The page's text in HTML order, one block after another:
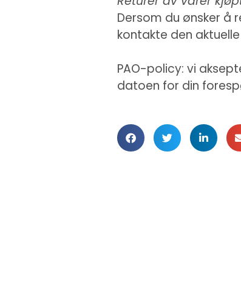
Dersom du ønsker å
kontakte den
PAO-policy: vi
datoen for din